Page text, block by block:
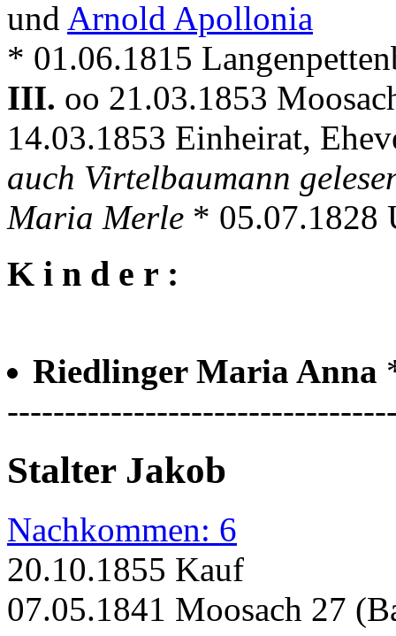
und Arnold Apollonia
* 01.06.1815
III. oo 21.03.1853
14.03.1853 Einheirat,
auch Virtelbaumann
Maria Merle * 05.07.1828
K i n d e r :
Riedlinger Maria Anna
Stalter Jakob
Nachkommen: 6
20.10.1855 Kauf
07.05.1841 Moosach 27